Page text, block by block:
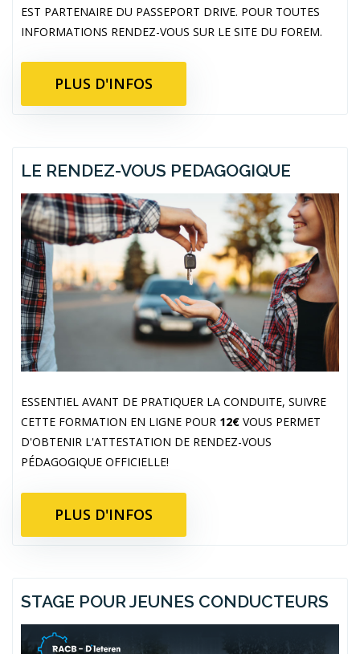
EST PARTENAIRE DU PASSEPORT DRIVE. POUR TOUTES
INFORMATIONS RENDEZ-VOUS SUR LE SITE DU FOREM.
PLUS D'INFOS
LE RENDEZ-VOUS PEDAGOGIQUE
ESSENTIEL AVANT DE PRATIQUER LA CONDUITE, SUIVRE
CETTE FORMATION EN LIGNE POUR 12€ VOUS PERMET
D'OBTENIR L'ATTESTATION DE RENDEZ-VOUS
PÉDAGOGIQUE OFFICIELLE!
PLUS D'INFOS
STAGE POUR JEUNES CONDUCTEURS